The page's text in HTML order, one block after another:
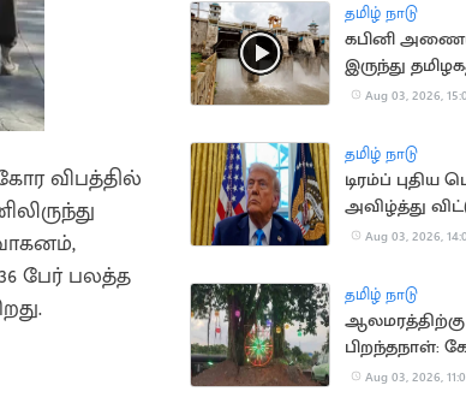
விபத்தில்
பேர் பலத்த
தமிழ் நாடு
கபினி
இருந்து
ஆயிரம் கன
Aug 03, 2026,
தமிழ் நாடு
டிரம்ப்
அவிழ்த்து
ஈரானிய
Aug 03, 2026,
தமிழ் நாடு
ஆலமரத்திற்கு
பிறந்தநாள்:
கொண்டாடிய
Aug 03, 2026,